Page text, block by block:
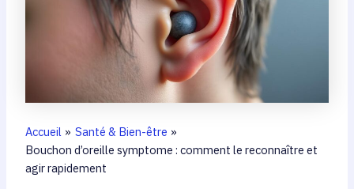
Accueil
Santé & Bien-être
Bouchon d’oreille symptome : comment le reconnaître et
agir rapidement